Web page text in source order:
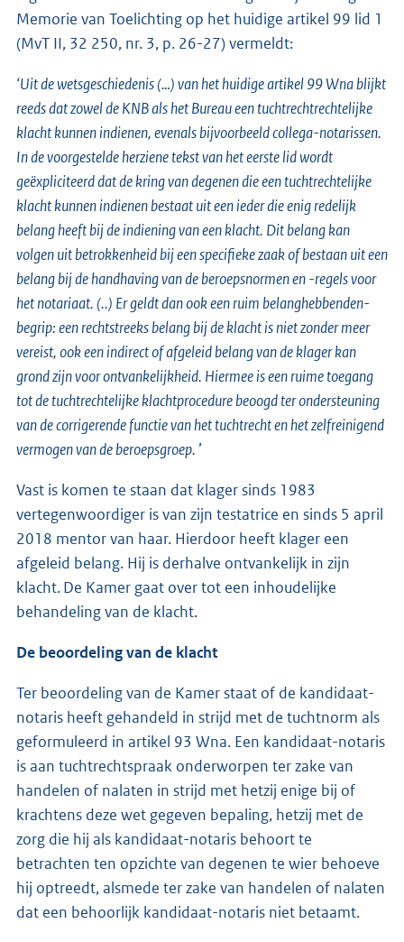
Memorie van Toelichting op het huidige artikel 99 lid 1
(MvT II, 32 250, nr. 3, p. 26-27) vermeldt:
‘Uit de wetsgeschiedenis (…) van het huidige artikel 99 Wna blijkt
reeds dat zowel de KNB als het Bureau een tuchtrechtrechtelijke
klacht kunnen indienen, evenals bijvoorbeeld collega-notarissen.
In de voorgestelde herziene tekst van het eerste lid wordt
geëxpliciteerd dat de kring van degenen die een tuchtrechtelijke
klacht kunnen indienen bestaat uit een ieder die enig redelijk
belang heeft bij de indiening van een klacht. Dit belang kan
volgen uit betrokkenheid bij een specifieke zaak of bestaan uit een
belang bij de handhaving van de beroepsnormen en -regels voor
het notariaat. (..) Er geldt dan ook een ruim belanghebbenden-
begrip: een rechtstreeks belang bij de klacht is niet zonder meer
vereist, ook een indirect of afgeleid belang van de klager kan
grond zijn voor ontvankelijkheid. Hiermee is een ruime toegang
tot de tuchtrechtelijke klachtprocedure beoogd ter ondersteuning
van de corrigerende functie van het tuchtrecht en het zelfreinigend
vermogen van de beroepsgroep. ’
Vast is komen te staan dat klager sinds 1983
vertegenwoordiger is van zijn testatrice en sinds 5 april
2018 mentor van haar. Hierdoor heeft klager een
afgeleid belang. Hij is derhalve ontvankelijk in zijn
klacht. De Kamer gaat over tot een inhoudelijke
behandeling van de klacht.
De beoordeling van de klacht
Ter beoordeling van de Kamer staat of de kandidaat-
notaris heeft gehandeld in strijd met de tuchtnorm als
geformuleerd in artikel 93 Wna. Een kandidaat-notaris
is aan tuchtrechtspraak onderworpen ter zake van
handelen of nalaten in strijd met hetzij enige bij of
krachtens deze wet gegeven bepaling, hetzij met de
zorg die hij als kandidaat-notaris behoort te
betrachten ten opzichte van degenen te wier behoeve
hij optreedt, alsmede ter zake van handelen of nalaten
dat een behoorlijk kandidaat-notaris niet betaamt.